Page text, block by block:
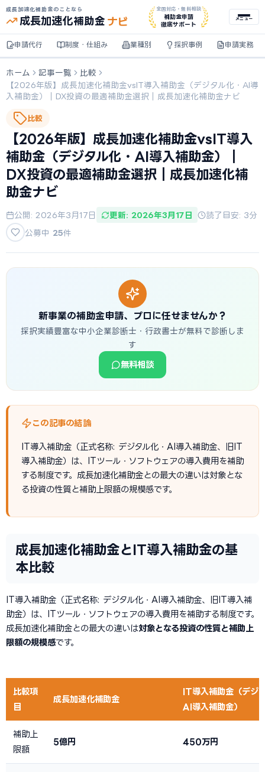
成長加速化補助金のことなら
成長加速化補助金 ナビ
全国対応・無料相談
補助金申請
徹底サポート
メニュー
申請代行 制度・仕組み 業種別 採択事例 申請実務
ホーム 記事一覧
比較
【2026年版】成長加速化補助金vsIT導入補助金（デジタル化・AI導
入補助金）｜DX投資の最適補助金選択｜成長加速化補助金ナビ
比較
【2026年版】成長加速化補助金vsIT導入
補助金（デジタル化・AI導入補助金）｜
DX投資の最適補助金選択｜成長加速化補
助金ナビ
公開: 2026年3月17日 更新: 2026年3月17日
読了目安: 3分
公募中 25件
新事業の補助金申請、プロに任せませんか？
採択実績豊富な中小企業診断士・行政書士が無料で診断しま
す
無料相談
この記事の結論
IT導入補助金（正式名称: デジタル化・AI導入補助金、旧IT
導入補助金）は、ITツール・ソフトウェアの導入費用を補助
する制度です。成長加速化補助金との最大の違いは対象とな
る投資の性質と補助上限額の規模感です。
成長加速化補助金とIT導入補助金の基
本比較
IT導入補助金（正式名称: デジタル化・AI導入補助金、旧IT導入補
助金）は、ITツール・ソフトウェアの導入費用を補助する制度です。
成長加速化補助金との最大の違いは対象となる投資の性質と補助上
限額の規模感です。
比較項
目
成長加速化補助金
IT導入補助金（デジ
AI導入補助金）
補助上
限額
5億円 450万円